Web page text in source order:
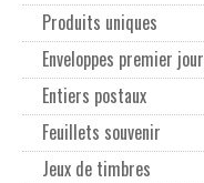
Produits uniques
Enveloppes premier jour
Entiers postaux
Feuillets souvenir
Jeux de timbres